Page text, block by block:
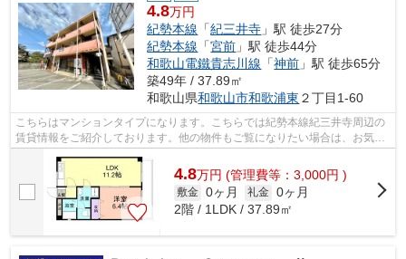
4.8万円
紀勢本線 「紀三井寺 」駅 徒歩27分
紀勢本線 「宮前 」駅 徒歩44分
和歌山電鐵貴志川線 「神前 」駅 徒歩65分
築49年 / 37.89㎡
和歌山県和歌山市和歌浦東 ２丁目1-60
こちらはマンションタイプになります。こちらでは紀勢本線紀三井寺周辺の
賃貸情報をご紹介しております。他の物件もご覧になりたい場合は、お気軽
にお問い合わせください。
4.8万円 (管理費等：3,000円 )
敷金 0ヶ月 礼金 0ヶ月
2階 / 1LDK / 37.89㎡